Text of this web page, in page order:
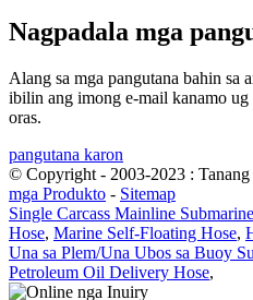
Nagpadala mga
Alang sa mga pangutana bahin sa
ibilin ang imong e-mail kanamo ug
oras.
pangutana karon
© Copyright - 2003-2023 : Tanang
mga Produkto - Sitemap
Single Carcass Mainline
Hose, Marine Self-Floating Hose,
Una sa Plem/Una Ubos sa Buoy
Petroleum Oil Delivery Hose,